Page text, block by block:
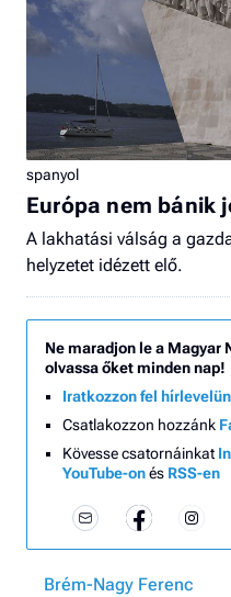
spanyol
Európa nem bánik
A lakhatási válság a
helyzetet idézett elő.
Ne maradjon le a Magyar
olvassa őket minden nap!
Iratkozzon fel
Csatlakozzon hozzánk
Kövesse csatornáinkat
YouTube-onés RSS-en
Brém-Nagy Ferenc